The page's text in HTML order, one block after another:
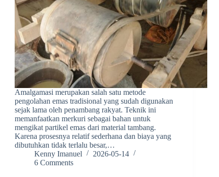
Amalgamasi merupakan salah satu metode
pengolahan emas tradisional yang sudah digunakan
sejak lama oleh penambang rakyat. Teknik ini
memanfaatkan merkuri sebagai bahan untuk
mengikat partikel emas dari material tambang.
Karena prosesnya relatif sederhana dan biaya yang
dibutuhkan tidak terlalu besar,…
Kenny Imanuel
2026-05-14
6 Comments